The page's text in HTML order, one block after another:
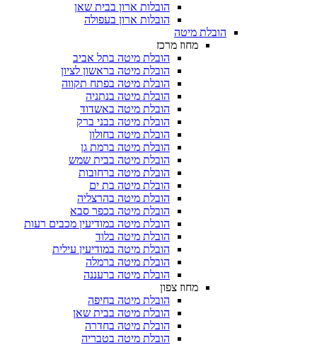
הובלות ארון בבית שאן
הובלות ארון בעפולה
הובלת מיטה בתל אביב
הובלת מיטה בראשון לציון
הובלת מיטה בפתח תקווה
הובלת מיטה בנתניה
הובלת מיטה באשדוד
הובלת מיטה בבני ברק
הובלת מיטה בחולון
הובלת מיטה ברמת גן
הובלת מיטה בבית שמש
הובלת מיטה ברחובות
הובלת מיטה בת ים
הובלת מיטה בהרצליה
הובלת מיטה בכפר סבא
הובלת מיטה במודיעין מכבים רעות
הובלת מיטה במודיעין עילית
הובלת מיטה ברמלה
הובלת מיטה ברעננה
הובלת מיטה בחיפה
הובלת מיטה בבית שאן
הובלת מיטה בחדרה
הובלת מיטה בטבריה